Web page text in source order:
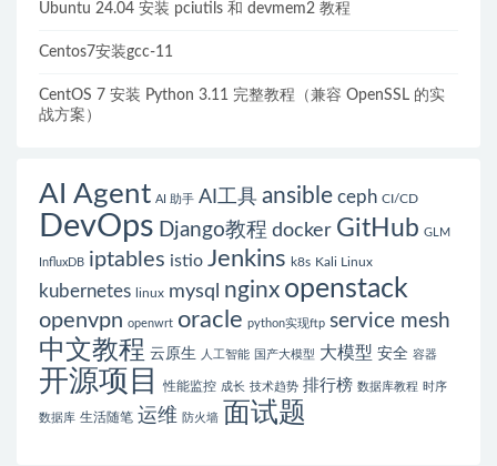
Ubuntu 24.04 安装 pciutils 和 devmem2 教程
Centos7安装gcc-11
CentOS 7 安装 Python 3.11 完整教程（兼容 OpenSSL 的实
战方案）
AI Agent AI 助手 AI工具 ansible ceph CI/CD
DevOps Django教程 docker GitHub GLM
InfluxDB iptables istio Jenkins k8s Kali Linux
kubernetes linux mysql nginx openstack
openvpn openwrt oracle python实现ftp service mesh
中文教程 云原生 人工智能 国产大模型 大模型 安全 容器
开源项目 性能监控 成长 技术趋势 排行榜 数据库教程 时序
数据库 生活随笔 运维 防火墙 面试题